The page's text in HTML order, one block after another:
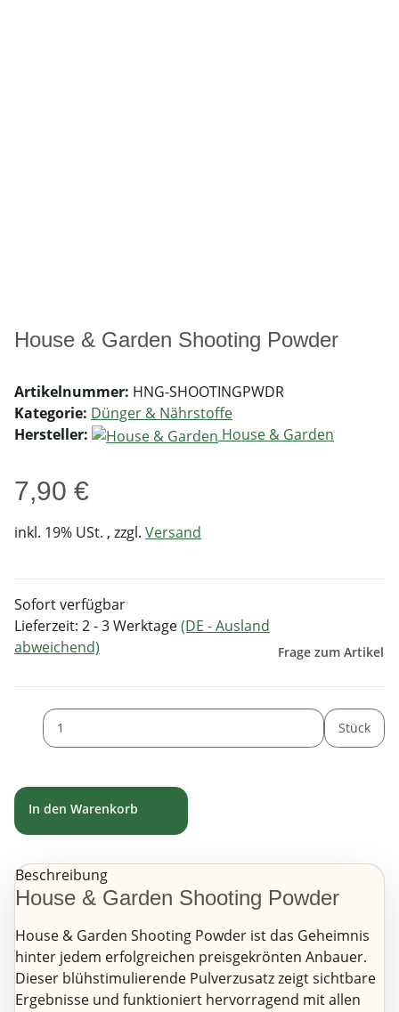
House & Garden Shooting Powder
Artikelnummer: HNG-SHOOTINGPWDR
Kategorie: Dünger & Nährstoffe
Hersteller:
House & Garden
7,90 €
inkl. 19% USt. , zzgl. Versand
Sofort verfügbar
Lieferzeit: 2 - 3 Werktage(DE - Ausland
abweichend)
Frage zum Artikel
Stück
In den Warenkorb
Beschreibung
House & Garden Shooting Powder
House & Garden Shooting Powder ist das Geheimnis
hinter jedem erfolgreichen preisgekrönten Anbauer.
Dieser blühstimulierende Pulverzusatz zeigt sichtbare
Ergebnisse und funktioniert hervorragend mit allen